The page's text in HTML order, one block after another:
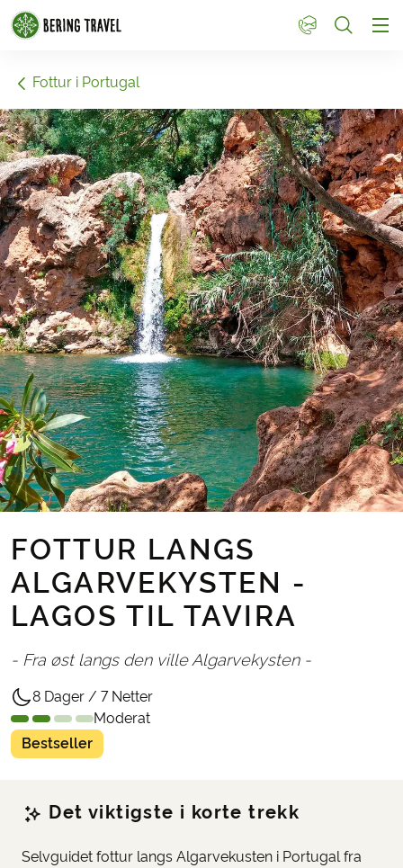
1
Fottur i Portugal
FOTTUR LANGS
ALGARVEKYSTEN -
LAGOS TIL TAVIRA
- Fra øst langs den ville Algarvekysten -
8 Dager / 7 Netter
Moderat
Bestseller
Det viktigste i korte trekk
Selvguidet fottur langs Algarvekusten i Portugal fra